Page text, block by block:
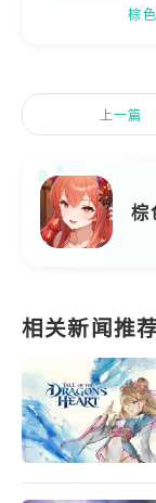
棕
上一篇
棕